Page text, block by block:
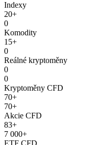
Indexy
20+
0
Komodity
15+
0
Reálné kryptoměny
0
0
Kryptoměny CFD
70+
70+
Akcie CFD
83+
7 000+
ETF CFD